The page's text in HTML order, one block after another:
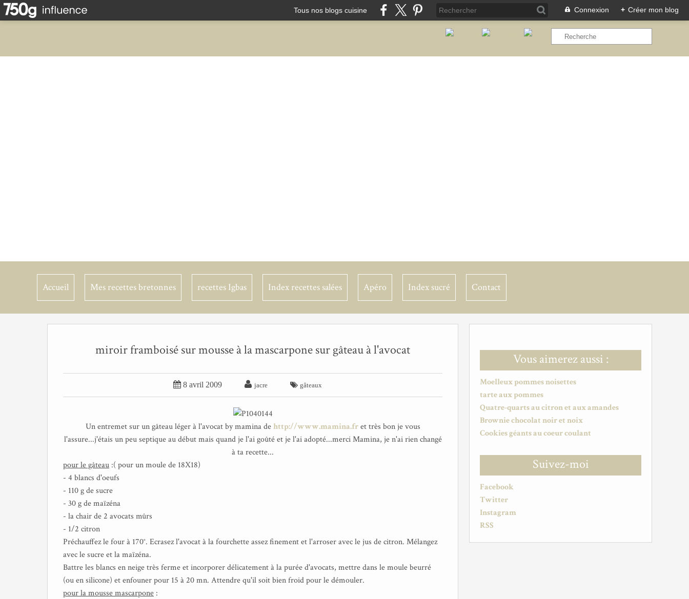
Tous nos blogs cuisine Connexion + Créer mon blog
Accueil Mes recettes bretonnes recettes Igbas Index recettes salées Apéro Index sucré Contact
Vous aimerez aussi :
Moelleux pommes noisettes
tarte aux pommes
Quatre-quarts au citron et aux amandes
Brownie chocolat noir et noix
Cookies géants au coeur coulant
Suivez-moi
Facebook
Twitter
Instagram
RSS
miroir framboisé sur mousse à la mascarpone sur gâteau à l'avocat
 8 avril 2009  jacre  gâteaux
Un entremet sur un gâteau léger à l'avocat by mamina dehttp://www.mamina.fret très bon je vous
l'assure...j'étais un peu septique au début mais quand je l'ai goûté et je l'ai adopté...merci Mamina, je n'ai rien changé
à ta recette...
pour le gâteau :( pour un moule de 18X18)
- 4 blancs d'oeufs
- 110 g de sucre
- 30 g de maïzéna
- la chair de 2 avocats mûrs
- 1/2 citron
Préchauffez le four à 170°. Ecrasez l'avocat à la fourchette assez finement et l'arroser avec le jus de citron. Mélangez
avec le sucre et la maïzéna.
Battre les blancs en neige très ferme et incorporer délicatement à la purée d'avocats, mettre dans le moule beurré
(ou en silicone) et enfouner pour 15 à 20 mn. Attendre qu'il soit bien froid pour le démouler.
pour la mousse mascarpone :